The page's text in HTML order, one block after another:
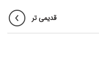
قدیمی تر